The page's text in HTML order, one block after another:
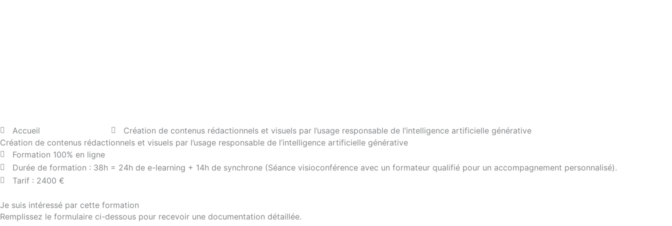
Accueil
Création de contenus rédactionnels et visuels par l’usage responsable de l’intelligence artificielle générative
Création de contenus rédactionnels et visuels par l’usage responsable de l’intelligence artificielle générative
Formation 100% en ligne
Durée de formation : 38h = 24h de e-learning + 14h de synchrone (Séance visioconférence avec un formateur qualifié pour un accompagnement personnalisé).
Tarif : 2400 €
Je suis intéressé par cette formation
Remplissez le formulaire ci-dessous pour recevoir une documentation détaillée.